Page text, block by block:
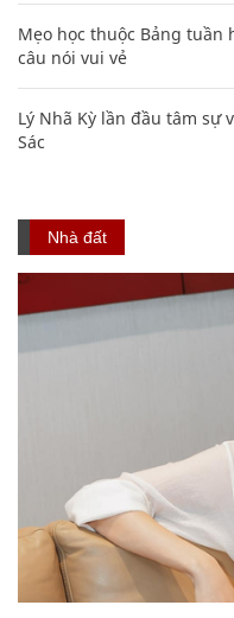
Mẹo học thuộc Bảng tuần
câu nói vui vẻ
Lý Nhã Kỳ lần đầu tâm sự
Sác
Nhà đất